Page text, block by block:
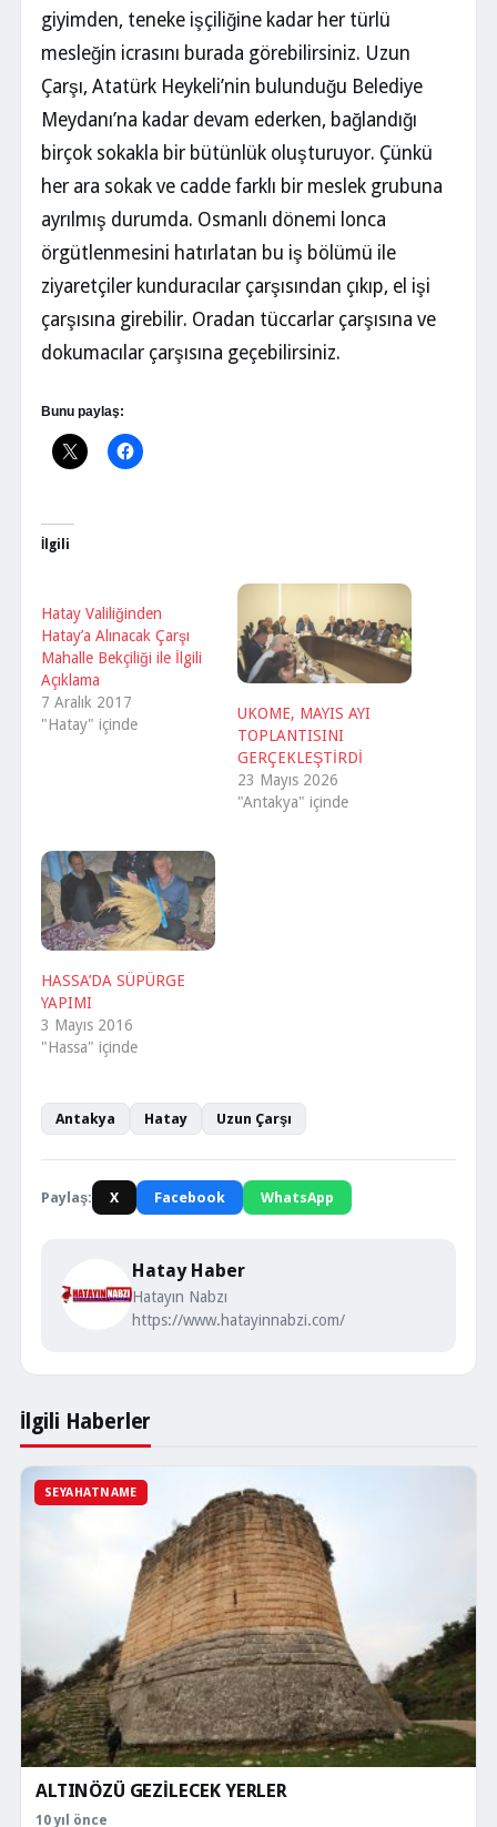
giyimden, teneke işçiliğine kadar her türlü
mesleğin icrasını burada görebilirsiniz. Uzun
Çarşı, Atatürk Heykeli’nin bulunduğu Belediye
Meydanı’na kadar devam ederken, bağlandığı
birçok sokakla bir bütünlük oluşturuyor. Çünkü
her ara sokak ve cadde farklı bir meslek grubuna
ayrılmış durumda. Osmanlı dönemi lonca
örgütlenmesini hatırlatan bu iş bölümü ile
ziyaretçiler kunduracılar çarşısından çıkıp, el işi
çarşısına girebilir. Oradan tüccarlar çarşısına ve
dokumacılar çarşısına geçebilirsiniz.
Bunu paylaş:
İlgili
Hatay Valiliğinden
Hatay’a Alınacak Çarşı
Mahalle Bekçiliği ile İlgili
Açıklama
7 Aralık 2017
"Hatay" içinde
UKOME, MAYIS AYI
TOPLANTISINI
GERÇEKLEŞTİRDİ
23 Mayıs 2026
"Antakya" içinde
HASSA’DA SÜPÜRGE
YAPIMI
3 Mayıs 2016
"Hassa" içinde
Antakya Hatay Uzun Çarşı
Paylaş: X Facebook WhatsApp
Hatay Haber
Hatayın Nabzı
https://www.hatayinnabzi.com/
İlgili Haberler
SEYAHATNAME
ALTINÖZÜ GEZİLECEK YERLER
10 yıl önce